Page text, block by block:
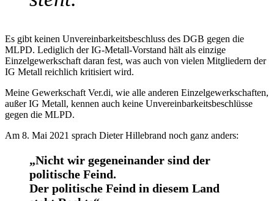
Es gibt keinen Unvereinbarkeitsbeschluss des DGB gegen die
MLPD. Lediglich der IG-Metall-Vorstand hält als einzige
Einzelgewerkschaft daran fest, was auch von vielen Mitgliedern der
IG Metall reichlich kritisiert wird.
Meine Gewerkschaft Ver.di, wie alle anderen Einzelgewerkschaften,
außer IG Metall, kennen auch keine Unvereinbarkeitsbeschlüsse
gegen die MLPD.
Am 8. Mai 2021 sprach Dieter Hillebrand noch ganz anders:
„Nicht wir gegeneinander sind der
politische Feind.
Der politische Feind in diesem Land